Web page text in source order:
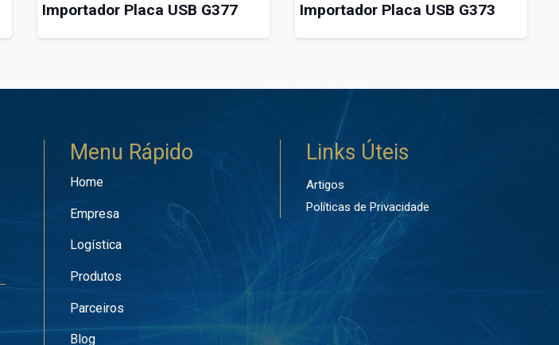
Importador Placa USB G377 Importador Placa USB G373
Menu Rápido
Home
Empresa
Logística
Produtos
Parceiros
Blog
Links Úteis
Artigos
Políticas de Privacidade